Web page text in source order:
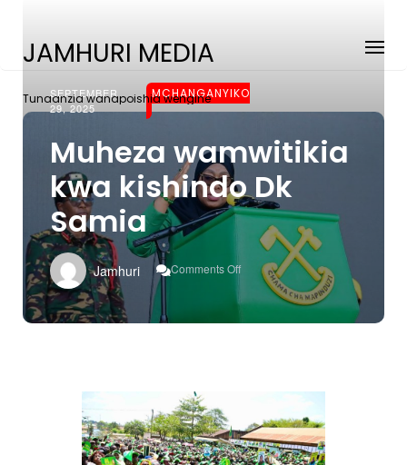
JAMHURI MEDIA
Tunaanzia wanapoishia wengine
SEPTEMBER
29, 2025
MCHANGANYIKO
Muheza wamwitikia
kwa kishindo Dk
Samia
Jamhuri Comments Off
Muheza
Wamwitikia